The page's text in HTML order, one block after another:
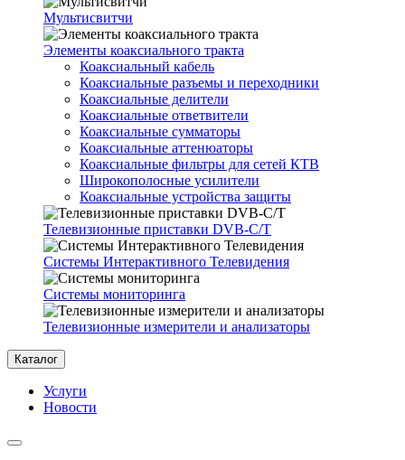
Мультисвитчи
Элементы коаксиального тракта
Коаксиальный кабель
Коаксиальные разъемы и переходники
Коаксиальные делители
Коаксиальные ответвители
Коаксиальные сумматоры
Коаксиальные аттенюаторы
Коаксиальные фильтры для сетей КТВ
Широкополосные усилители
Коаксиальные устройства защиты
Телевизионные приставки DVB-C/T
Системы Интерактивного Телевидения
Системы мониторинга
Телевизионные измерители и анализаторы
Каталог
Услуги
Новости